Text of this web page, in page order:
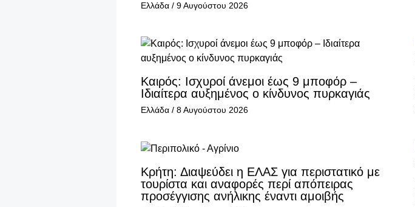
Ελλάδα / 9 Αυγούστου 2026
Καιρός: Ισχυροί άνεμοι έως 9 μποφόρ –
Ιδιαίτερα αυξημένος ο κίνδυνος πυρκαγιάς
Ελλάδα / 8 Αυγούστου 2026
Κρήτη: Διαψεύδει η ΕΛΑΣ για περιστατικό με
τουρίστα και αναφορές περί απόπειρας
προσέγγισης ανήλικης έναντι αμοιβής